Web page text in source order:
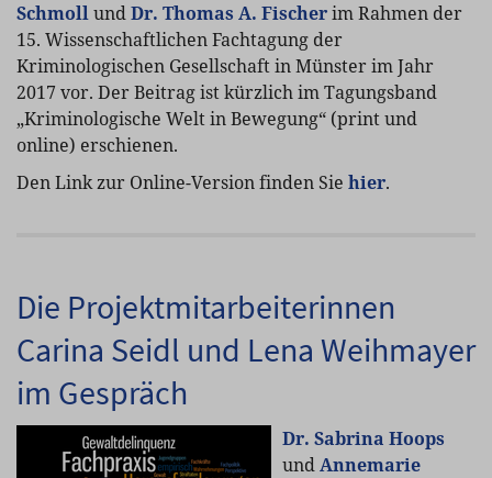
SchmollundDr. Thomas A. Fischerim Rahmen der
15. Wissenschaftlichen Fachtagung der
Kriminologischen Gesellschaft in Münster im Jahr
2017 vor. Der Beitrag ist kürzlich im Tagungsband
„Kriminologische Welt in Bewegung“ (print und
online) erschienen.
Den Link zur Online-Version finden Sie hier.
Die Projektmitarbeiterinnen
Carina Seidl und Lena Weihmayer
im Gespräch
Dr. Sabrina Hoops
undAnnemarie